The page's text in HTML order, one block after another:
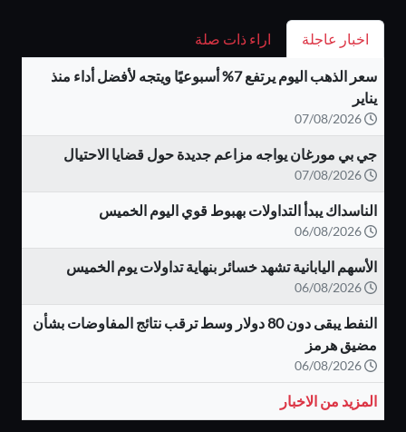
اخبار عاجلة اراء ذات صلة
سعر الذهب اليوم يرتفع 7% أسبوعيًا ويتجه لأفضل أداء منذ
يناير
جي بي مورغان يواجه مزاعم جديدة حول قضايا الاحتيال
الناسداك يبدأ التداولات بهبوط قوي اليوم الخميس
الأسهم اليابانية تشهد خسائر بنهاية تداولات يوم الخميس
النفط يبقى دون 80 دولار وسط ترقب نتائج المفاوضات بشأن
مضيق هرمز
المزيد من الاخبار